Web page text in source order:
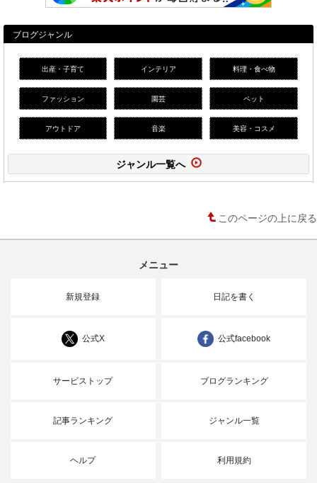
ブログジャンル
出産・子育て インテリア 料理・食べ物
ファッション 園芸 ペット
アウトドア 音楽 美容・コスメ
ジャンル一覧へ
このページの上に戻る
メニュー
新規登録 日記を書く
公式X 公式facebook
サービストップ ブログランキング
記事ランキング ジャンル一覧
ヘルプ 利用規約